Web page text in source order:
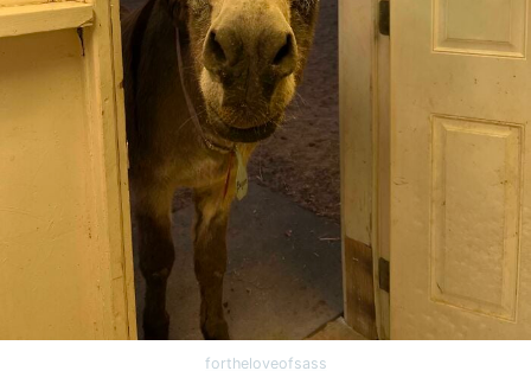
fortheloveofsass